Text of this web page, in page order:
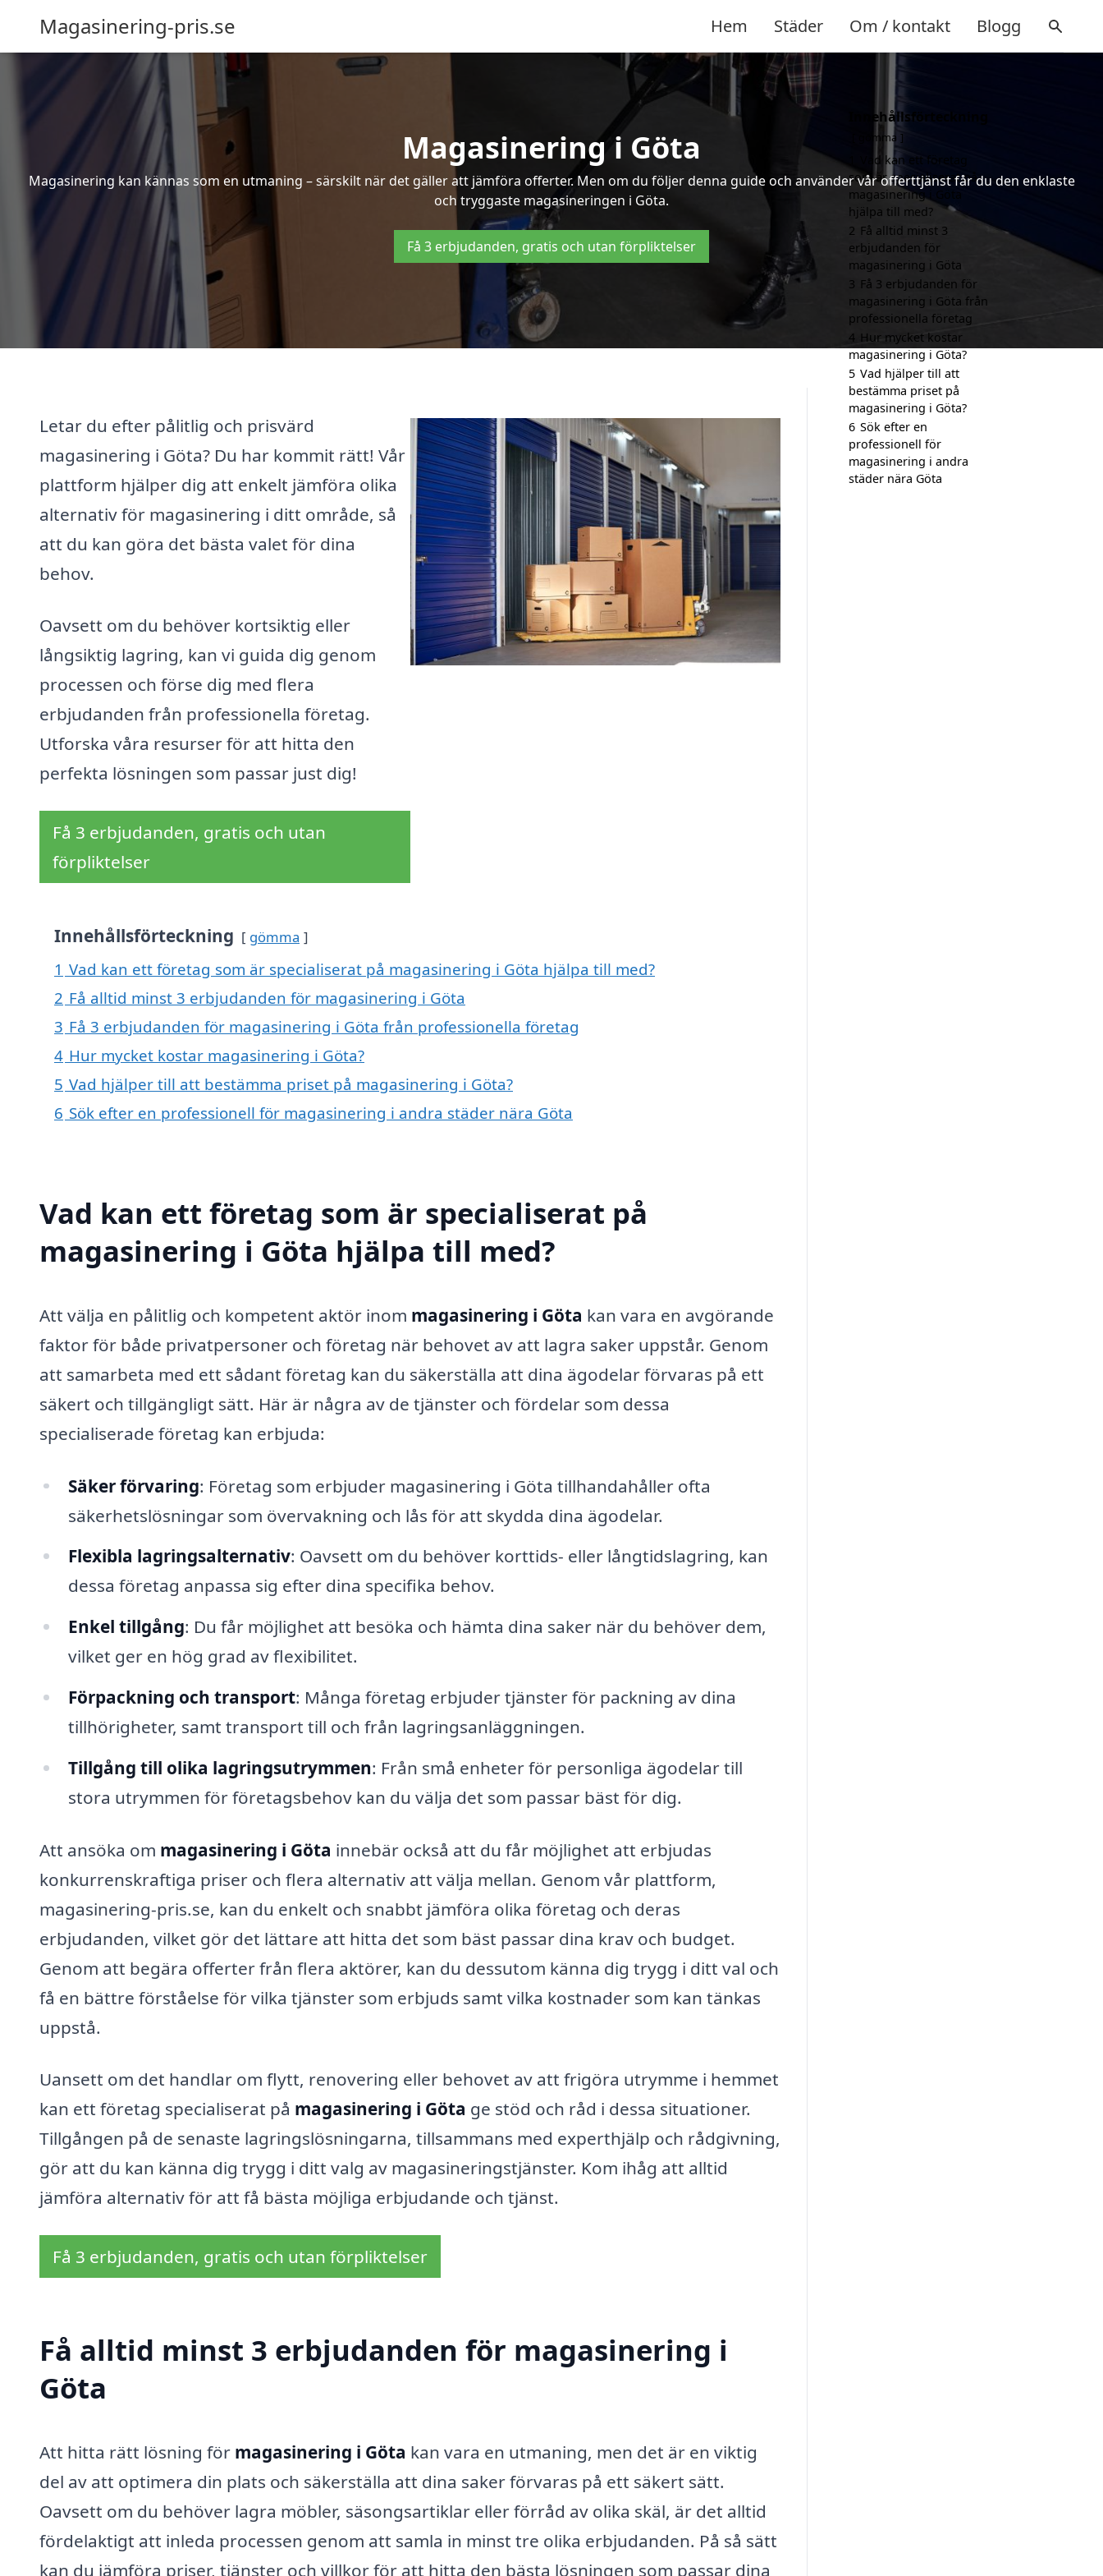
Magasinering-pris.se Hem Städer Om / kontakt Blogg
Magasinering i Göta
Magasinering kan kännas som en utmaning – särskilt när det gäller att jämföra offerter. Men om du följer denna guide och använder vår offerttjänst får du den enklaste
och tryggaste magasineringen i Göta.
Få 3 erbjudanden, gratis och utan förpliktelser
Letar du efter pålitlig och prisvärd
magasinering i Göta? Du har kommit rätt! Vår
plattform hjälper dig att enkelt jämföra olika
alternativ för magasinering i ditt område, så
att du kan göra det bästa valet för dina
behov.
Oavsett om du behöver kortsiktig eller
långsiktig lagring, kan vi guida dig genom
processen och förse dig med flera
erbjudanden från professionella företag.
Utforska våra resurser för att hitta den
perfekta lösningen som passar just dig!
Få 3 erbjudanden, gratis och utan
förpliktelser
Innehållsförteckning gömma
1 Vad kan ett företag som är specialiserat på magasinering i Göta hjälpa till med?
2 Få alltid minst 3 erbjudanden för magasinering i Göta
3 Få 3 erbjudanden för magasinering i Göta från professionella företag
4 Hur mycket kostar magasinering i Göta?
5 Vad hjälper till att bestämma priset på magasinering i Göta?
6 Sök efter en professionell för magasinering i andra städer nära Göta
Vad kan ett företag som är specialiserat på
magasinering i Göta hjälpa till med?
Att välja en pålitlig och kompetent aktör inom magasinering i Göta kan vara en avgörande
faktor för både privatpersoner och företag när behovet av att lagra saker uppstår. Genom
att samarbeta med ett sådant företag kan du säkerställa att dina ägodelar förvaras på ett
säkert och tillgängligt sätt. Här är några av de tjänster och fördelar som dessa
specialiserade företag kan erbjuda:
Säker förvaring: Företag som erbjuder magasinering i Göta tillhandahåller ofta
säkerhetslösningar som övervakning och lås för att skydda dina ägodelar.
Flexibla lagringsalternativ: Oavsett om du behöver korttids- eller långtidslagring, kan
dessa företag anpassa sig efter dina specifika behov.
Enkel tillgång: Du får möjlighet att besöka och hämta dina saker när du behöver dem,
vilket ger en hög grad av flexibilitet.
Förpackning och transport: Många företag erbjuder tjänster för packning av dina
tillhörigheter, samt transport till och från lagringsanläggningen.
Tillgång till olika lagringsutrymmen: Från små enheter för personliga ägodelar till
stora utrymmen för företagsbehov kan du välja det som passar bäst för dig.
Att ansöka om magasinering i Göta innebär också att du får möjlighet att erbjudas
konkurrenskraftiga priser och flera alternativ att välja mellan. Genom vår plattform,
magasinering-pris.se, kan du enkelt och snabbt jämföra olika företag och deras
erbjudanden, vilket gör det lättare att hitta det som bäst passar dina krav och budget.
Genom att begära offerter från flera aktörer, kan du dessutom känna dig trygg i ditt val och
få en bättre förståelse för vilka tjänster som erbjuds samt vilka kostnader som kan tänkas
uppstå.
Uansett om det handlar om flytt, renovering eller behovet av att frigöra utrymme i hemmet
kan ett företag specialiserat på magasinering i Göta ge stöd och råd i dessa situationer.
Tillgången på de senaste lagringslösningarna, tillsammans med experthjälp och rådgivning,
gör att du kan känna dig trygg i ditt valg av magasineringstjänster. Kom ihåg att alltid
jämföra alternativ för att få bästa möjliga erbjudande och tjänst.
Få 3 erbjudanden, gratis och utan förpliktelser
Få alltid minst 3 erbjudanden för magasinering i
Göta
Att hitta rätt lösning för magasinering i Göta kan vara en utmaning, men det är en viktig
del av att optimera din plats och säkerställa att dina saker förvaras på ett säkert sätt.
Oavsett om du behöver lagra möbler, säsongsartiklar eller förråd av olika skäl, är det alltid
fördelaktigt att inleda processen genom att samla in minst tre olika erbjudanden. På så sätt
kan du jämföra priser, tjänster och villkor för att hitta den bästa lösningen som passar dina
Innehållsförteckning
gömma
Vad kan ett företag
som är specialiserat på
magasinering i Göta
hjälpa till med?
2 Få alltid minst 3
erbjudanden för
magasinering i Göta
3 Få 3 erbjudanden för
magasinering i Göta från
professionella företag
4 Hur mycket kostar
magasinering i Göta?
5 Vad hjälper till att
bestämma priset på
magasinering i Göta?
6 Sök efter en
professionell för
magasinering i andra
städer nära Göta